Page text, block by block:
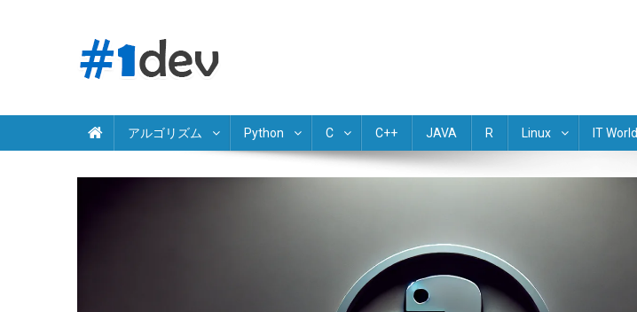
アルゴリズム Python C C++ JAVA R Linux IT World